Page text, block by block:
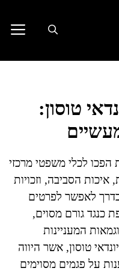
טוסון:
הפכו לכלי משפטי מרכזי
הסביבה, וזכויות
לאפשר לפרטים
כנגד גורם מסוים,
המעניינות
טוסון, אשר היווה
על פגמים מסוימים